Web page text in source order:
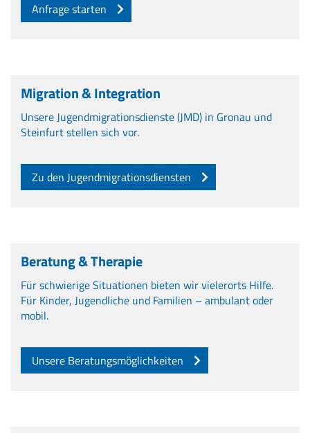
Anfrage starten
Migration & Integration
Unsere Jugendmigrationsdienste (JMD) in Gronau und
Steinfurt stellen sich vor.
Zu den Jugendmigrationsdiensten
Beratung & Therapie
Für schwierige Situationen bieten wir vielerorts Hilfe.
Für Kinder, Jugendliche und Familien – ambulant oder
mobil.
Unsere Beratungsmöglichkeiten